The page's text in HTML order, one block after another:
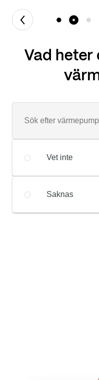
Vad heter
Vet inte
Saknas